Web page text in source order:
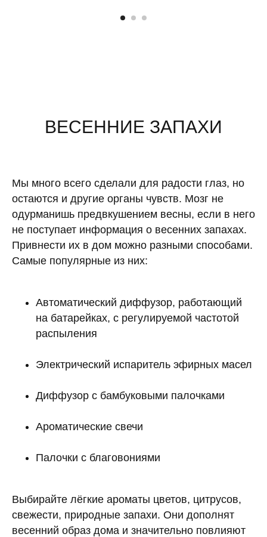
ВЕСЕННИЕ ЗАПАХИ
Мы много всего сделали для радости глаз, но
остаются и другие органы чувств. Мозг не
одурманишь предвкушением весны, если в него
не поступает информация о весенних запахах.
Привнести их в дом можно разными способами.
Самые популярные из них:
Автоматический диффузор, работающий
на батарейках, с регулируемой частотой
распыления
Электрический испаритель эфирных масел
Диффузор с бамбуковыми палочками
Ароматические свечи
Палочки с благовониями
Выбирайте лёгкие ароматы цветов, цитрусов,
свежести, природные запахи. Они дополнят
весенний образ дома и значительно повлияют